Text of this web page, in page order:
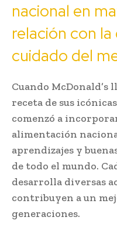
nacional en
relación con
cuidado del
Cuando McDonald’s
receta de sus
comenzó a
alimentación
aprendizajes y
de todo el mundo.
desarrolla diversas
contribuyen a un
generaciones.